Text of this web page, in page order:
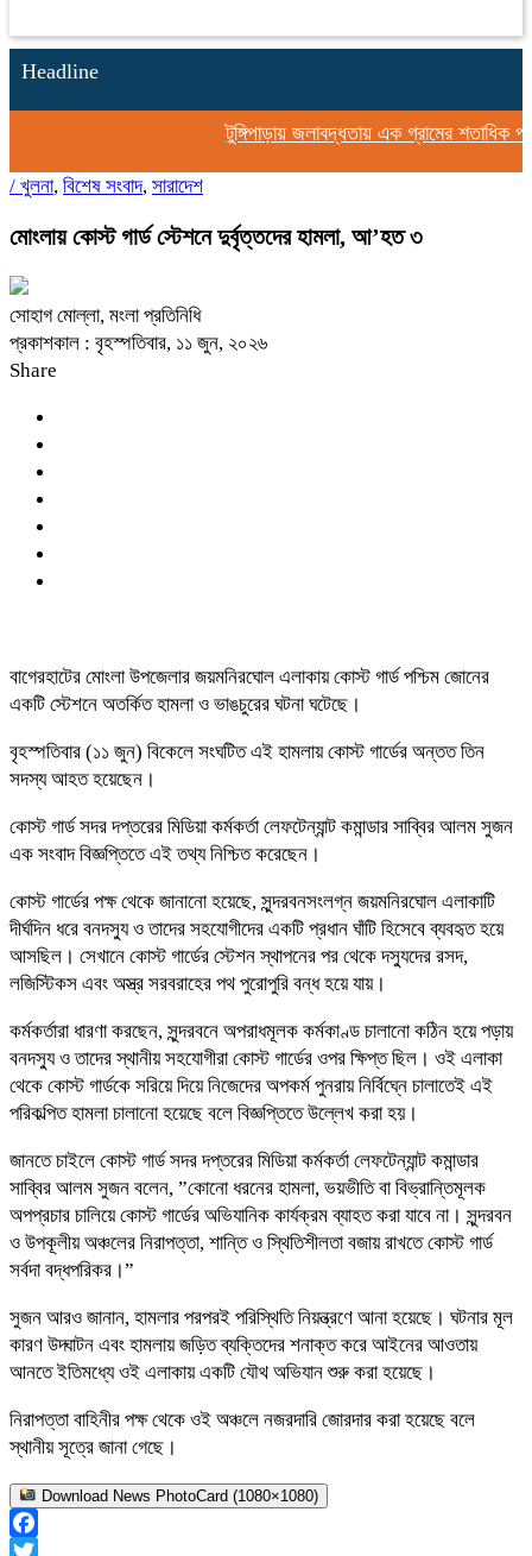
Headline
টুঙ্গিপাড়ায় জলাবদ্ধতায় এক গ্রামের শতাধিক
/ খুলনা, বিশেষ সংবাদ, সারাদেশ
মোংলায় কোস্ট গার্ড স্টেশনে দুর্বৃত্তদের হামলা, আ’হত ৩
সোহাগ মোল্লা, মংলা প্রতিনিধি
প্রকাশকাল : বৃহস্পতিবার, ১১ জুন, ২০২৬
Share
বাগেরহাটের মোংলা উপজেলার জয়মনিরঘোল এলাকায় কোস্ট গার্ড পশ্চিম জোনের
একটি স্টেশনে অতর্কিত হামলা ও ভাঙচুরের ঘটনা ঘটেছে।
বৃহস্পতিবার (১১ জুন) বিকেলে সংঘটিত এই হামলায় কোস্ট গার্ডের অন্তত তিন
সদস্য আহত হয়েছেন।
​কোস্ট গার্ড সদর দপ্তরের মিডিয়া কর্মকর্তা লেফটেন্যান্ট কমান্ডার সাব্বির আলম সুজন
এক সংবাদ বিজ্ঞপ্তিতে এই তথ্য নিশ্চিত করেছেন।
​কোস্ট গার্ডের পক্ষ থেকে জানানো হয়েছে, সুন্দরবনসংলগ্ন জয়মনিরঘোল এলাকাটি
দীর্ঘদিন ধরে বনদস্যু ও তাদের সহযোগীদের একটি প্রধান ঘাঁটি হিসেবে ব্যবহৃত হয়ে
আসছিল। সেখানে কোস্ট গার্ডের স্টেশন স্থাপনের পর থেকে দস্যুদের রসদ,
লজিস্টিকস এবং অস্ত্র সরবরাহের পথ পুরোপুরি বন্ধ হয়ে যায়।
​কর্মকর্তারা ধারণা করছেন, সুন্দরবনে অপরাধমূলক কর্মকাণ্ড চালানো কঠিন হয়ে পড়ায়
বনদস্যু ও তাদের স্থানীয় সহযোগীরা কোস্ট গার্ডের ওপর ক্ষিপ্ত ছিল। ওই এলাকা
থেকে কোস্ট গার্ডকে সরিয়ে দিয়ে নিজেদের অপকর্ম পুনরায় নির্বিঘ্নে চালাতেই এই
পরিকল্পিত হামলা চালানো হয়েছে বলে বিজ্ঞপ্তিতে উল্লেখ করা হয়।
জানতে চাইলে কোস্ট গার্ড সদর দপ্তরের মিডিয়া কর্মকর্তা লেফটেন্যান্ট কমান্ডার
সাব্বির আলম সুজন বলেন, ​”কোনো ধরনের হামলা, ভয়ভীতি বা বিভ্রান্তিমূলক
অপপ্রচার চালিয়ে কোস্ট গার্ডের অভিযানিক কার্যক্রম ব্যাহত করা যাবে না। সুন্দরবন
ও উপকূলীয় অঞ্চলের নিরাপত্তা, শান্তি ও স্থিতিশীলতা বজায় রাখতে কোস্ট গার্ড
সর্বদা বদ্ধপরিকর।”
​সুজন আরও জানান, হামলার পরপরই পরিস্থিতি নিয়ন্ত্রণে আনা হয়েছে। ঘটনার মূল
কারণ উদ্ঘাটন এবং হামলায় জড়িত ব্যক্তিদের শনাক্ত করে আইনের আওতায়
আনতে ইতিমধ্যে ওই এলাকায় একটি যৌথ অভিযান শুরু করা হয়েছে।
​নিরাপত্তা বাহিনীর পক্ষ থেকে ওই অঞ্চলে নজরদারি জোরদার করা হয়েছে বলে
স্থানীয় সূত্রে জানা গেছে।
Download News PhotoCard (1080×1080)
Facebook